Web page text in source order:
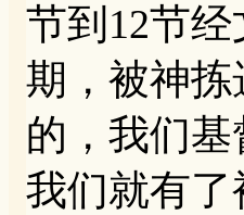
节到12节
期，被神
的，我们
我们就有